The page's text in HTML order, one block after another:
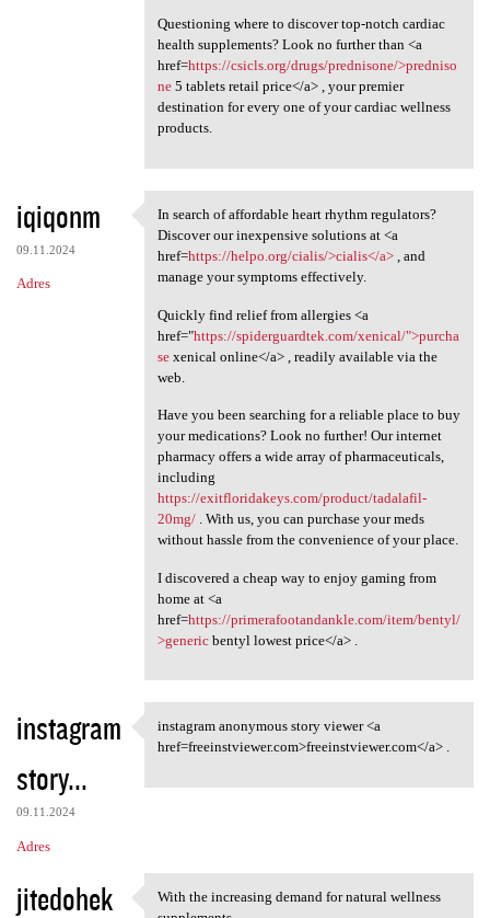
Questioning where to discover top-notch cardiac
health supplements? Look no further than <a
href=https://csicls.org/drugs/prednisone/>predniso
ne5 tablets retail price</a> , your premier
destination for every one of your cardiac wellness
products.
iqiqonm
09.11.2024
Adres
In search of affordable heart
In search of affordable heart rhythm regulators?
Discover our inexpensive solutions at <a
href=https://helpo.org/cialis/>cialis</a>, and
manage your symptoms effectively.
Quickly find relief from allergies <a
href="https://spiderguardtek.com/xenical/">purcha
sexenical online</a> , readily available via the
web.
Have you been searching for a reliable place to buy
your medications? Look no further! Our internet
pharmacy offers a wide array of pharmaceuticals,
including
https://exitfloridakeys.com/product/tadalafil-
20mg/. With us, you can purchase your meds
without hassle from the convenience of your place.
I discovered a cheap way to enjoy gaming from
home at <a
href=https://primerafootandankle.com/item/bentyl/
>genericbentyl lowest price</a> .
instagram
story...
09.11.2024
Adres
instagram anonymous story
instagram anonymous story viewer <a
href=freeinstviewer.com>freeinstviewer.com</a> .
jitedohek
With the increasing demand for natural wellness